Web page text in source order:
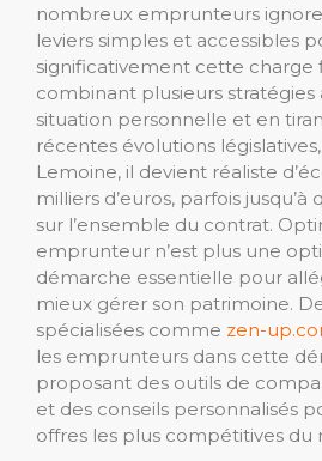
nombreux emprunteurs
leviers simples et accessibles
significativement cette charge
combinant plusieurs stratégies
situation personnelle et en
récentes évolutions
Lemoine, il devient réaliste
milliers d’euros, parfois
sur l’ensemble du contrat.
emprunteur n’est plus une
démarche essentielle pour
mieux gérer son patrimoine.
spécialisées comme zen-
les emprunteurs dans cette
proposant des outils de
et des conseils personnalisés
offres les plus compétitives du